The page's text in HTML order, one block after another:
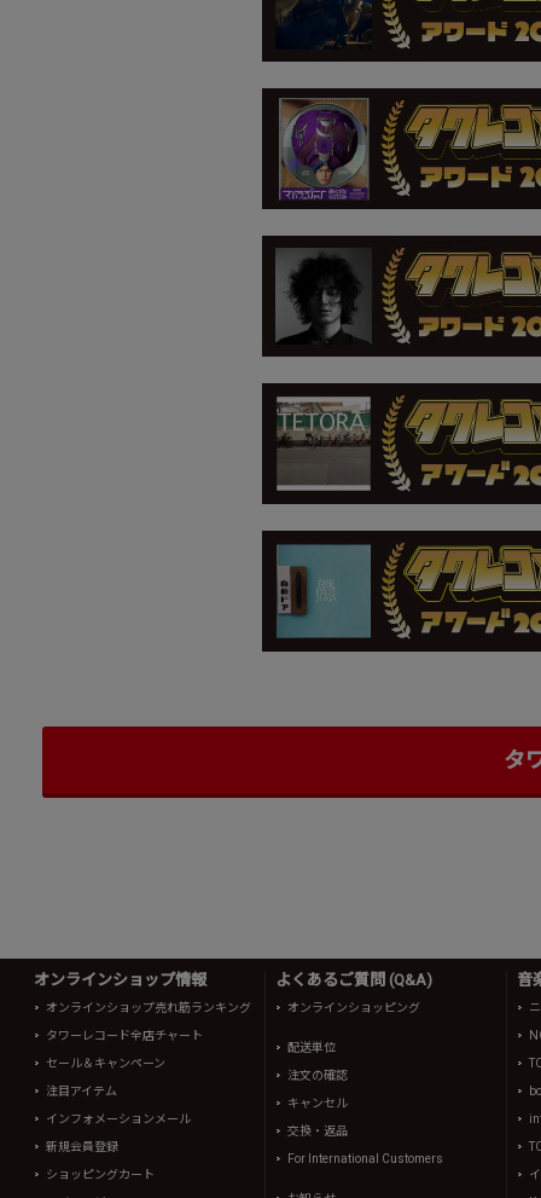
タ
オンラインショップ情報
オンラインショップ売れ筋ランキング
タワーレコード全店チャート
セール＆キャンペーン
注目アイテム
インフォメーションメール
新規会員登録
ショッピングカート
よくあるご質問 (Q&A)
オンラインショッピング
配送単位
注文の確認
キャンセル
交換・返品
For International Customers
音